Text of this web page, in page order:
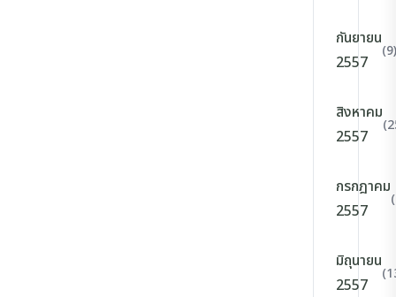
กันยายน
2557
(9)
สิงหาคม
2557
กรกฎาคม
2557
มิถุนายน
2557